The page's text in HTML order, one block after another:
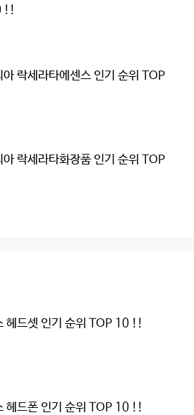
!!
아 락세라타에센스 인기 순위 TOP
아 락세라타화장품 인기 순위 TOP
헤드셋 인기 순위 TOP 10 !!
헤드폰 인기 순위 TOP 10 !!